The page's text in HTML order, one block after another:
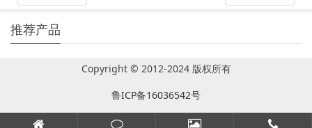
推荐产品
Copyright © 2012-2024 版权所有
鲁ICP备16036542号